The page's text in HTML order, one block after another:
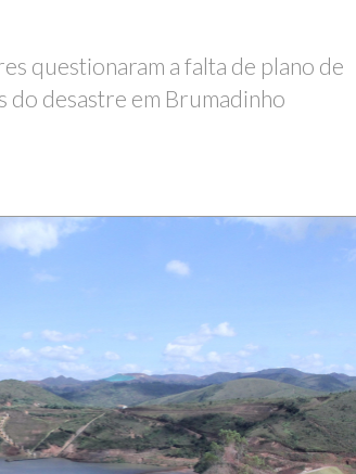
questionaram a falta de plano de
do desastre em Brumadinho